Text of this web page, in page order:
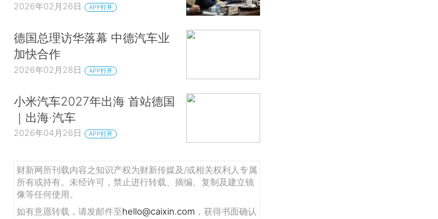
2026年02月26日 APP打开
德国总理访华落幕 中德汽车业
加快合作
2026年02月28日 APP打开
小米汽车2027年出海 首站德国
｜出海·汽车
2026年04月26日 APP打开
财新网所刊载内容之知识产权为财新传媒及/或相关权利人专属
所有或持有。未经许可，禁止进行转载、摘编、复制及建立镜
像等任何使用。
如有意愿转载，请发邮件至hello@caixin.com ，获得书面确认